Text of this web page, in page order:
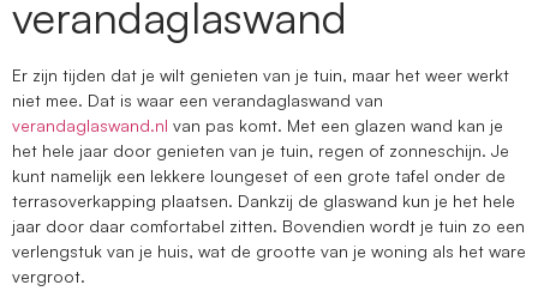
verandaglaswand
Er zijn tijden dat je wilt genieten van je tuin, maar het weer werkt
niet mee. Dat is waar een verandaglaswand van
verandaglaswand.nl van pas komt. Met een glazen wand kan je
het hele jaar door genieten van je tuin, regen of zonneschijn. Je
kunt namelijk een lekkere loungeset of een grote tafel onder de
terrasoverkapping plaatsen. Dankzij de glaswand kun je het hele
jaar door daar comfortabel zitten. Bovendien wordt je tuin zo een
verlengstuk van je huis, wat de grootte van je woning als het ware
vergroot.